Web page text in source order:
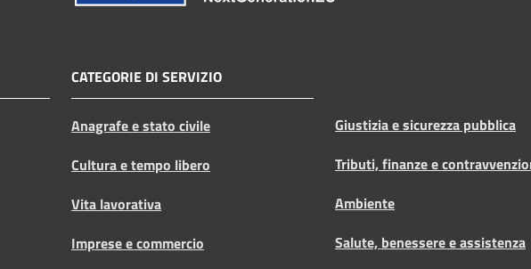
CATEGORIE DI SERVIZIO
Anagrafe e stato civile
Cultura e tempo libero
Vita lavorativa
Imprese e commercio
Giustizia e sicurezza pubblica
Tributi, finanze e
Ambiente
Salute, benessere e assistenza